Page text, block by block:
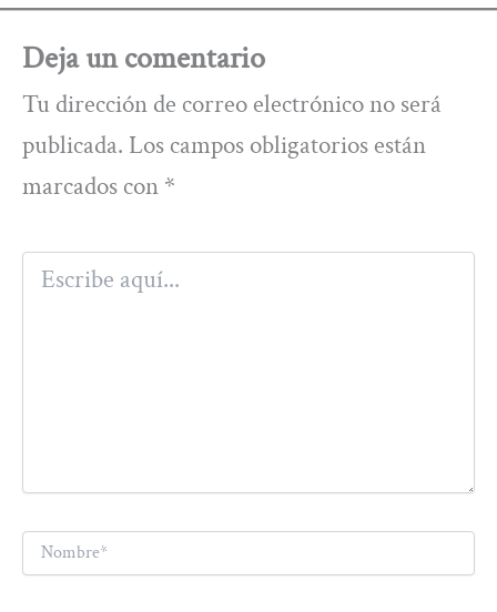
Deja un comentario
Tu dirección de correo electrónico no será
publicada. Los campos obligatorios están
marcados con *
Escribe
aquí...
Nombre*